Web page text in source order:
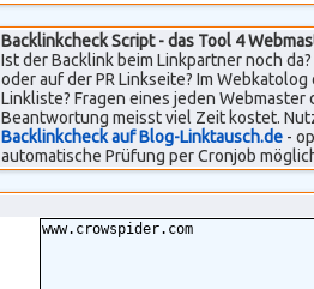
Backlinkcheck Script - das Tool 4
Ist der Backlink beim Linkpartner noch
oder auf der PR Linkseite? Im Webkatolog
Linkliste? Fragen eines jeden Webmaster
Beantwortung meisst viel Zeit kostet.
Backlinkcheck auf Blog-Linktausch.de-
automatische Prüfung per Cronjob